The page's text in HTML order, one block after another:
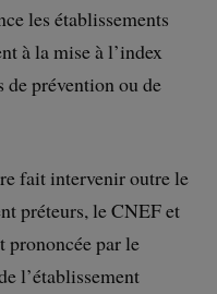
les établissements
à la mise à l’index
de prévention ou de
fait intervenir outre le
préteurs, le CNEF et
prononcée par le
l’établissement